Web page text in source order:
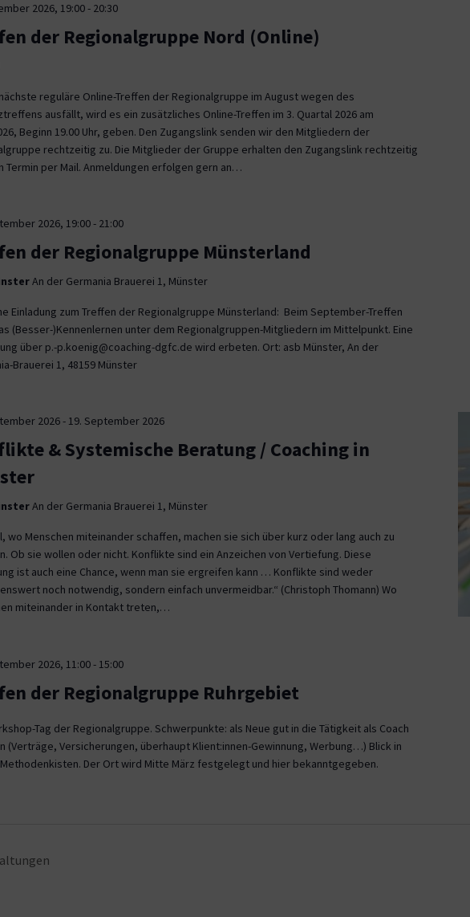
2026, 19:00- 20:30
der Regionalgruppe Nord (Online)
reguläre Online-Treffen der Regionalgruppe im August wegen des
ausfällt, wird es ein zusätzliches Online-Treffen im 3. Quartal 2026 am
Beginn 19.00 Uhr, geben. Den Zugangslink senden wir den Mitgliedern der
rechtzeitig zu. Die Mitglieder der Gruppe erhalten den Zugangslink rechtzeitig
Termin per Mail. Anmeldungen erfolgen gern an…
2026, 19:00- 21:00
der Regionalgruppe Münsterland
An der Germania Brauerei 1, Münster
Einladung zum Treffen der Regionalgruppe Münsterland: Beim September-Treffen
(Besser-)Kennenlernen unter dem Regionalgruppen-Mitgliedern im Mittelpunkt. Eine
über p.-p.koenig@coaching-dgfc.de wird erbeten. Ort: asb Münster, An der
Brauerei 1, 48159 Münster
2026- 19. September 2026
& Systemische Beratung / Coaching in
An der Germania Brauerei 1, Münster
wo Menschen miteinander schaffen, machen sie sich über kurz oder lang auch zu
Ob sie wollen oder nicht. Konflikte sind ein Anzeichen von Vertiefung. Diese
ist auch eine Chance, wenn man sie ergreifen kann … Konflikte sind weder
noch notwendig, sondern einfach unvermeidbar.“ (Christoph Thomann) Wo
miteinander in Kontakt treten,…
2026, 11:00- 15:00
der Regionalgruppe Ruhrgebiet
Tag der Regionalgruppe. Schwerpunkte: als Neue gut in die Tätigkeit als Coach
(Verträge, Versicherungen, überhaupt Klient:innen-Gewinnung, Werbung…) Blick in
Der Ort wird Mitte März festgelegt und hier bekanntgegeben.